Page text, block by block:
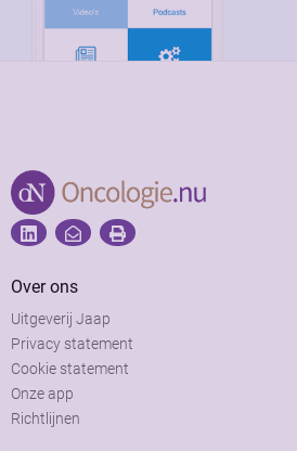
Over ons
Uitgeverij Jaap
Privacy statement
Cookie statement
Onze app
Richtlijnen